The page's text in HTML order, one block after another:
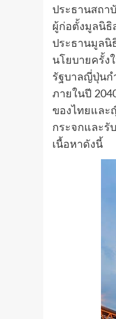
ประธานสถา
ผู้ก่อตั้งมูลนิธิ
ประธานมูลนิ
นโยบายครั้ง
รัฐบาลญี่ปุ่นก
ภายในปี
ของไทยและ
กระจกและรั
เนื้อหาดังนี้